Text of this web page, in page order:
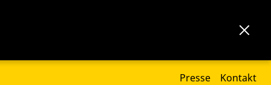
Presse Kontakt